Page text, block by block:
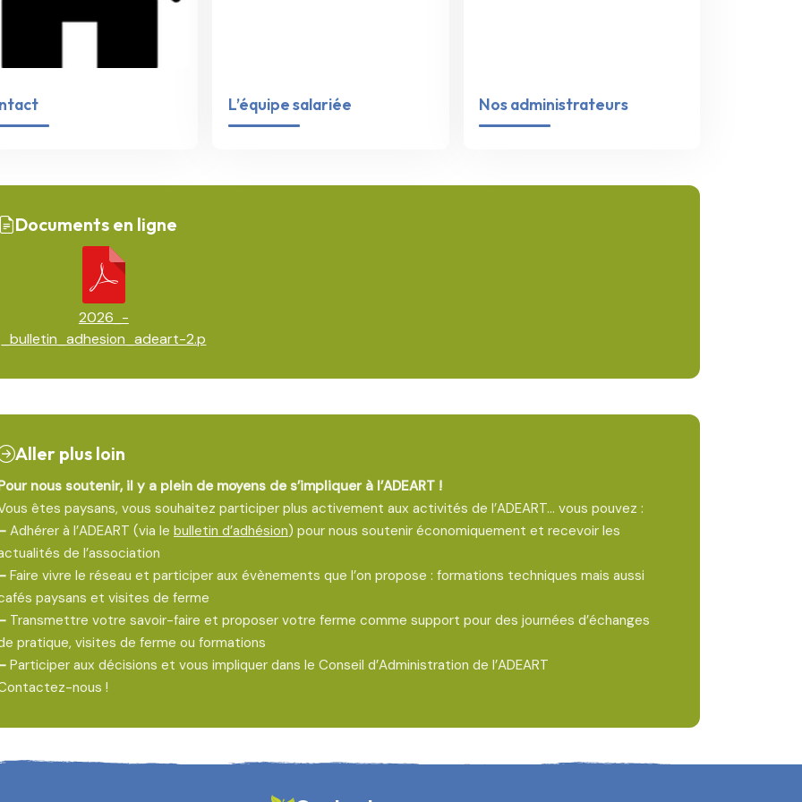
L’équipe salariée Nos administrateurs
Documents en ligne
2026_-
_bulletin_adhesion_adeart-2.p
Aller plus loin
nous soutenir, il y a plein de moyens de s’impliquer à l’ADEART !
êtes paysans, vous souhaitez participer plus activement aux activités de l’ADEART... vous pouvez :
Adhérer à l’ADEART (via le bulletin d’adhésion) pour nous soutenir économiquement et recevoir les
de l’association
Faire vivre le réseau et participer aux évènements que l’on propose : formations techniques mais aussi
paysans et visites de ferme
Transmettre votre savoir-faire et proposer votre ferme comme support pour des journées d’échanges
pratique, visites de ferme ou formations
Participer aux décisions et vous impliquer dans le Conseil d’Administration de l’ADEART
nous !